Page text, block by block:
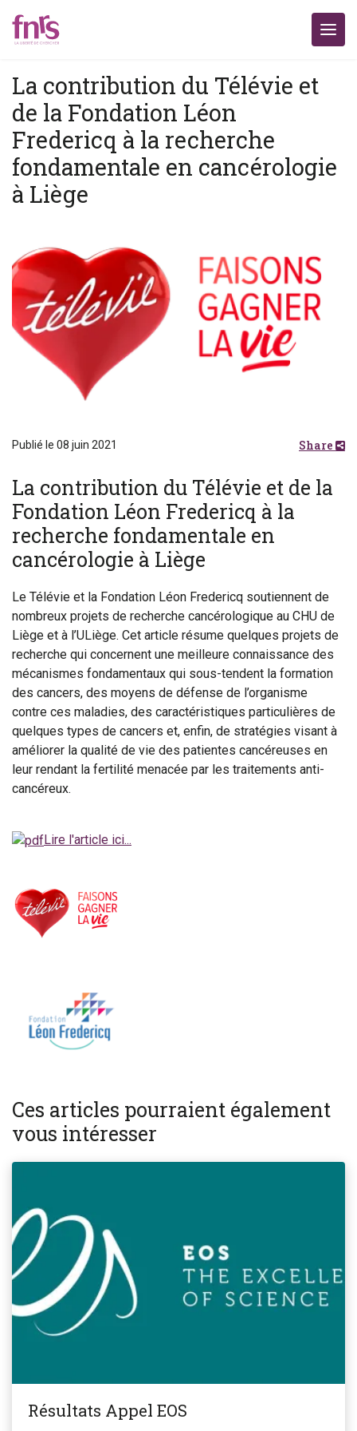
La contribution du Télévie et
de la Fondation Léon
Fredericq à la recherche
fondamentale en cancérologie
à Liège
Publié le 08 juin 2021 Share
La contribution du Télévie et de la
Fondation Léon Fredericq à la
recherche fondamentale en
cancérologie à Liège
Le Télévie et la Fondation Léon Fredericq soutiennent de
nombreux projets de recherche cancérologique au CHU de
Liège et à l’ULiège. Cet article résume quelques projets de
recherche qui concernent une meilleure connaissance des
mécanismes fondamentaux qui sous-tendent la formation
des cancers, des moyens de défense de l’organisme
contre ces maladies, des caractéristiques particulières de
quelques types de cancers et, enfin, de stratégies visant à
améliorer la qualité de vie des patientes cancéreuses en
leur rendant la fertilité menacée par les traitements anti-
cancéreux.
Lire l'article ici...
Ces articles pourraient également
vous intéresser
Résultats Appel EOS